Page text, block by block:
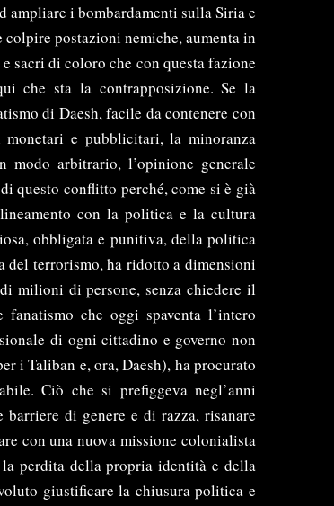
ampliare i bombardamenti sulla Siria e
postazioni nemiche, aumenta in
di coloro che con questa fazione
che sta la contrapposizione. Se la
di Daesh, facile da contenere con
e pubblicitari, la minoranza
arbitrario, l’opinione generale
questo conflitto perché, come si è già
magrebine di religione musulmana hanno fermato dei ragazzini di sedici anni chiedendogli se credessero in Allah o se fossero cristiani. Quest’ultimi hanno risposto che non credevano in nessun Dio e, subito dopo questa affermazione, i magrebini li hanno lasciati andare – forse ridendo, forse compiendo gesti riconducibili ad una decapitazione e, forse, sparando in aria colpi con la scacciacani. I ragazzi spaventati, la sera stessa, hanno denunciato l’accaduto e dopo che alcuni giornali locali hanno evidenziato l’accaduto, subito dopo, i quattro accusati dell’aggressione si sono recati spontaneamente alla centrale di polizia, chiedendo scusa e dicendo che <<era solo uno scherzo, avevamo alzato un po’ il gomito a tavola>>. Bene. Non è successo niente effettivamente. Non c’è stata violenza, nessun contatto fisico o verbale (chiedere a quale religione si appartiene non è un reato né una violazione punibile; sarebbe insensato). Forse è stato ingiusto il simulare una decapitazione, soprattutto in un contesto storico come il nostro, carico di violenza simile in diverse parti del mondo. Però, non è successo niente effettivamente. Bene: questa vicenda, invece, ha fatto scaturire diverse reazioni rabbiose controproducenti. Ecco il titolo di un giornale locale: “Vignola, ragazzi minacciati con domande su fede in Allah e spari: ‘Uno scherzo’”. Oltre l’uso sgrammaticato dell’italiano, da queste poche parole si evince che i ragazzi sono stati minacciati – cosa che non è avvenuta – e che ci siano stati degli spari – una pistola? sono stati uccisi? per uno scherzo? Le prime reazione sono state tutte razziste e minatorie. Politici che chiedevano l’allontanamento di tutta la comunità araba dal paese, fiaccolata in sostegno dei ragazzini minacciati (come se fossero morti), mai più moschee, ext. ext. La lega ha addirittura definito l’accaduto come “una finta esecuzione terroristica”. Questa stupidità gratuita ha un potere. Le parole hanno delle conseguenze. Rendere un fatto così irrisorio, in un contesto, ripeto, dove non è successo nulla e dove nel mondo succede ovunque, un evento che – ogni volta che accade – stigmatizza tutti gli altri, li racchiude e li ingrandisce, non vuole fare altro che minare la convivenza comune per una questione individuale (frustrazione) o partitica. Questa stupidità gratuita può portare l’accusato a fuggire dalle sue responsabilità, a nascondersi, perché, anche se si costituisce e giustifica il danno, comunque verrà punito o denigrato. Questa stupidità è di facili costumi, entra direttamente nell’uomo perché raccoglie le sue debolezze, i suoi problemi basilari (la casa, i vestiti, il telefono, il cibo), le sue paure recenti (la radicalizzazione islamica, l’attentato) e quelle radicalizzate nel tempo (il ladro che ruba in casa, la perdita del lavoro, la diffidenza politica). Non ci rendiamo conto che le mafie, la violenza sulle donne e sui bambini, “l’amore” e la povertà, uccidono, singolarmente, in un anno, più persone di un attentato religioso – e sono molto più comuni, giornaliere. Ciò che si fa è scaricare le dinamiche negative su situazioni irrisolvibili come l’imprevedibilità di una situazione sporadica – come il terrore verso un attentato – o comune – il diverbio tra due persone con opinioni diverse. Queste cose potremmo definirle dei giochi di potere che non fanno altro che generare odio e sospetti ovunque, anche quando non succede nulla di rilevante. Una delle cose necessarie sarebbe non estendere la colpa di un singolo individuo – o di un gruppo di persone – a tutta la popolazione o etnia di cui fa parte. Come non succede per l’italiano che ammazza o minaccia un altro italiano, ad esempio, ciò non deve valere per l’arabo o l’indiano o il cinese. Quando parliamo di uomini, principalmente di uomini fuggiti da una guerra, non possiamo e non dovremmo dar loro un valore economico (quanto ci costa, quanto ne guadagniamo). Qui parliamo di sofferenza, di bambini travolti da un dolore che non riescono a comprendere, da donne e uomini che cercano rispetto e dignità (le condizioni basilari per vivere tranquillamente e in serenità col prossimo). Senza pari opportunità ogni uomo si sente legato e sottomesso. Nessuno può comprendere il dolore altrui, ma non per questo lo si può ignorare. La stupidità gratuita che si evince dall’informazione online (il credere al ritrovamento di una sirena o l’infondere incertezza e confusione o la paura con titoli e articoli che hanno solo l’intenzione di attirare il pubblico verso i propri interessi e, di conseguenza, verso le pubblicità che governano i loro e i nostri interessi); la stupidità gratuita che si esibisce su palcoscenici politici e talkshow televisivi; la stupidità gratuita che infonde guerre e sbavature sentimentali, che ci obbliga a scegliere tra il male maggiore o il male minore, ha presa sulle masse perché le masse non si identificano col singolo, troppo prese con l’accelerazione temporale dei nostri pensieri imbottiti di parole e immagini, senza riflessione o opportunità di scambio reali. Ed è qui che nasce l’Uomo Accelerato. Quest’Uomo Accelerato non studia gli angoli in ombra, ma sta al centro della stanza a danzare nell’indistinto svolgere degli eventi. L’Uomo Accelerato deve stare al centro della stanza, dietro a ogni cosa, perché sfugge con lo scivolare di un pollice. Col tempo, l’Uomo Accelerato è stato costretto a non fermarsi e a domand